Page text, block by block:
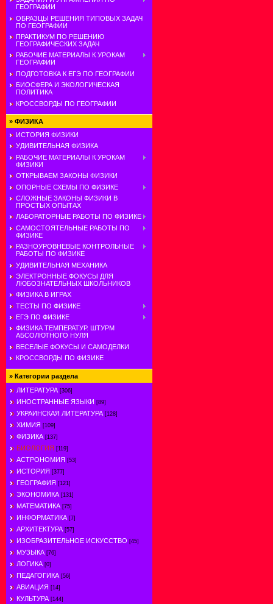
ГЕОГРАФИИ
ОБРАЗЦЫ РЕШЕНИЯ ТИПОВЫХ ЗАДАЧ
ПО ГЕОГРАФИИ
ПРАКТИКУМ ПО РЕШЕНИЮ
ГЕОГРАФИЧЕСКИХ ЗАДАЧ
РАБОЧИЕ МАТЕРИАЛЫ К УРОКАМ
ГЕОГРАФИИ
ПОДГОТОВКА К ЕГЭ ПО ГЕОГРАФИИ
БИОСФЕРА И ЭКОЛОГИЧЕСКАЯ
ПОЛИТИКА
КРОССВОРДЫ ПО ГЕОГРАФИИ
» ФИЗИКА
ИСТОРИЯ ФИЗИКИ
УДИВИТЕЛЬНАЯ ФИЗИКА
РАБОЧИЕ МАТЕРИАЛЫ К УРОКАМ
ФИЗИКИ
ОТКРЫВАЕМ ЗАКОНЫ ФИЗИКИ
ОПОРНЫЕ СХЕМЫ ПО ФИЗИКЕ
СЛОЖНЫЕ ЗАКОНЫ ФИЗИКИ В
ПРОСТЫХ ОПЫТАХ
ЛАБОРАТОРНЫЕ РАБОТЫ ПО ФИЗИКЕ
САМОСТОЯТЕЛЬНЫЕ РАБОТЫ ПО
ФИЗИКЕ
РАЗНОУРОВНЕВЫЕ КОНТРОЛЬНЫЕ
РАБОТЫ ПО ФИЗИКЕ
УДИВИТЕЛЬНАЯ МЕХАНИКА
ЭЛЕКТРОННЫЕ ФОКУСЫ ДЛЯ
ЛЮБОЗНАТЕЛЬНЫХ ШКОЛЬНИКОВ
ФИЗИКА В ИГРАХ
ТЕСТЫ ПО ФИЗИКЕ
ЕГЭ ПО ФИЗИКЕ
ФИЗИКА ТЕМПЕРАТУР. ШТУРМ
АБСОЛЮТНОГО НУЛЯ
ВЕСЕЛЫЕ ФОКУСЫ И САМОДЕЛКИ
КРОССВОРДЫ ПО ФИЗИКЕ
» Категории раздела
ЛИТЕРАТУРА [306]
ИНОСТРАННЫЕ ЯЗЫКИ [89]
УКРАИНСКАЯ ЛИТЕРАТУРА [128]
ХИМИЯ [109]
ФИЗИКА [137]
БИОЛОГИЯ [119]
АСТРОНОМИЯ [53]
ИСТОРИЯ [377]
ГЕОГРАФИЯ [121]
ЭКОНОМИКА [131]
МАТЕМАТИКА [75]
ИНФОРМАТИКА [7]
АРХИТЕКТУРА [57]
ИЗОБРАЗИТЕЛЬНОЕ ИСКУССТВО [45]
МУЗЫКА [76]
ЛОГИКА [0]
ПЕДАГОГИКА [56]
АВИАЦИЯ [14]
КУЛЬТУРА [144]